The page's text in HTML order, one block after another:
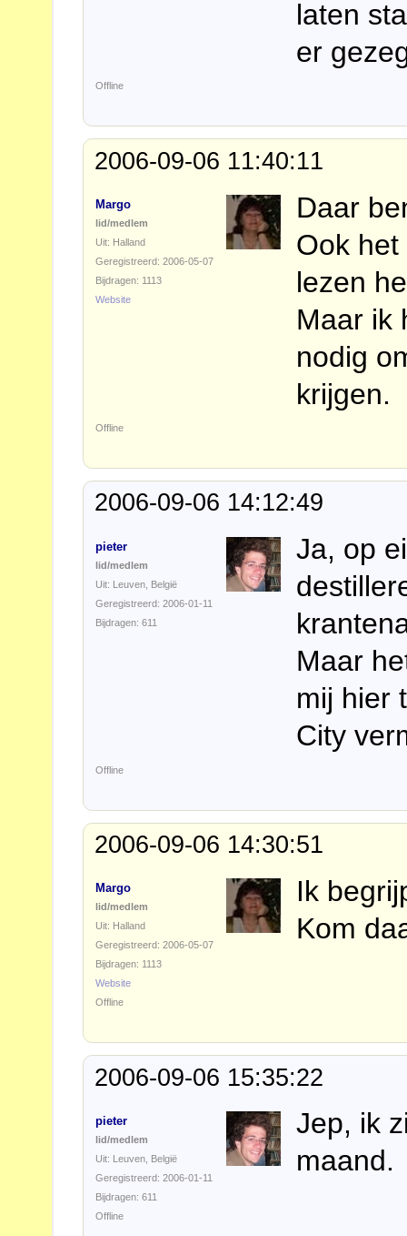
laten
er
Offline
2006-09-06 11:40:11
Margo
lid/medlem
Uit: Halland
Geregistreerd: 2006-05-07
Bijdragen: 1113
Website
Daar
Ook
lezen
Maar ik
nodig
krijgen.
Offline
2006-09-06 14:12:49
pieter
lid/medlem
Uit: Leuven, België
Geregistreerd: 2006-01-11
Bijdragen: 611
Ja, op
Maar
mij hier
City
Offline
2006-09-06 14:30:51
Margo
lid/medlem
Uit: Halland
Geregistreerd: 2006-05-07
Bijdragen: 1113
Website
Ik
Kom
Offline
2006-09-06 15:35:22
pieter
lid/medlem
Uit: Leuven, België
Geregistreerd: 2006-01-11
Bijdragen: 611
Jep, ik
Offline